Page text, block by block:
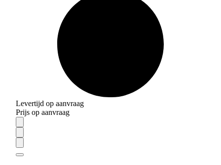
Levertijd op aanvraag
Prijs op aanvraag